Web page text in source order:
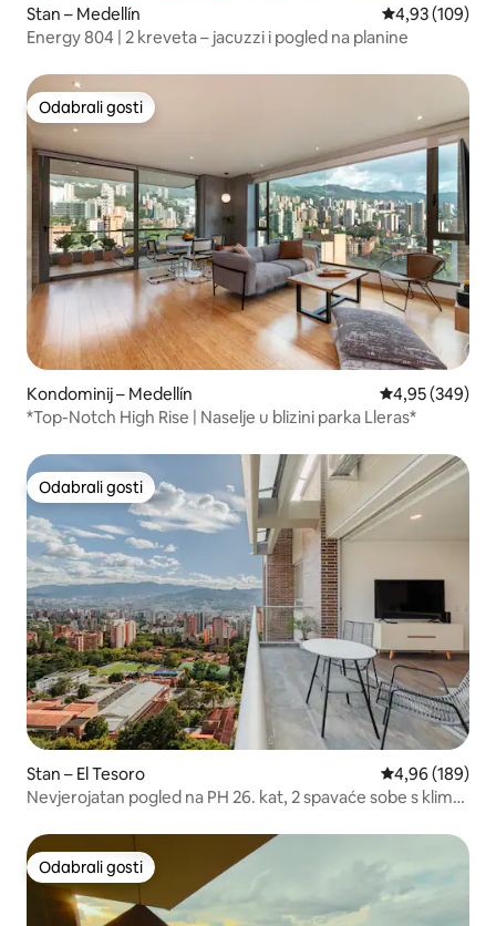
Stan – Medellín Prosječna
4,93 (109)
Energy 804 | 2 kreveta – jacuzzi i pogled na planine
Odabrali gosti
Odabrali gosti
Kondominij – Medellín Prosječna
4,95 (349)
*Top-Notch High Rise | Naselje u blizini parka Lleras*
Odabrali gosti
Odabrali gosti
Stan – El Tesoro Prosječna
4,96 (189)
Nevjerojatan pogled na PH 26. kat, 2 spavaće sobe s klima-
Odabrali gosti
Odabrali gosti